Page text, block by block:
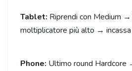
Tablet: Riprendi con Medium
moltiplicatore più alto → incassa
Phone: Ultimo round Hardcore